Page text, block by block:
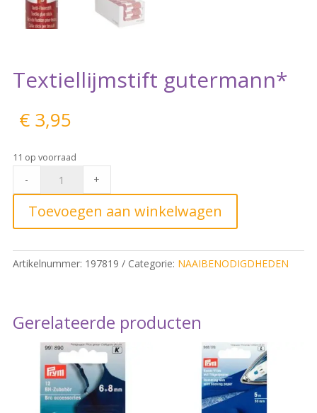
Textiellijmstift gutermann*
€3,95
11 op voorraad
quantity
- +
Toevoegen aan winkelwagen
Artikelnummer: 197819 Categorie: NAAIBENODIGDHEDEN
Gerelateerde producten